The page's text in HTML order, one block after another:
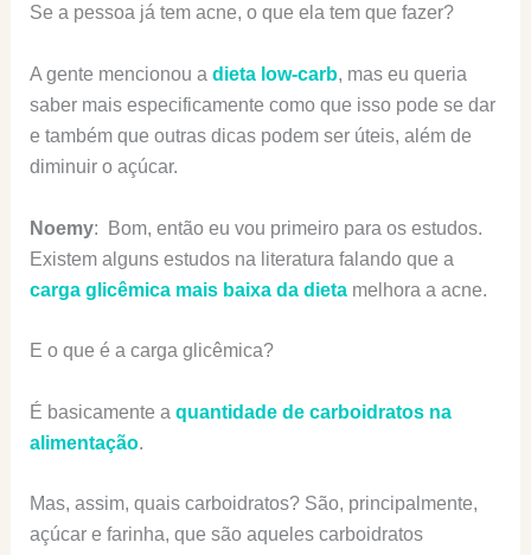
Se a pessoa já tem acne, o que ela tem que fazer?
A gente mencionou a dieta low-carb, mas eu queria
saber mais especificamente como que isso pode se dar
e também que outras dicas podem ser úteis, além de
diminuir o açúcar.
Noemy: Bom, então eu vou primeiro para os estudos.
Existem alguns estudos na literatura falando que a
carga glicêmica mais baixa da dietamelhora a acne.
E o que é a carga glicêmica?
É basicamente a quantidade de carboidratos na
alimentação.
Mas, assim, quais carboidratos? São, principalmente,
açúcar e farinha, que são aqueles carboidratos